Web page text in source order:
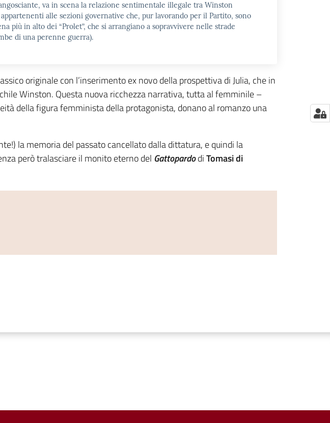
va in scena la relazione sentimentale illegale tra Winston
alle sezioni governative che, pur lavorando per il Partito, sono
più in alto dei “Prolet”, che si arrangiano a sopravvivere nelle strade
di una perenne guerra).
originale con l’inserimento ex novo della prospettiva di Julia, che in
Winston. Questa nuova ricchezza narrativa, tutta al femminile –
della figura femminista della protagonista, donano al romanzo una
la memoria del passato cancellato dalla dittatura, e quindi la
però tralasciare il monito eterno del GattopardodiTomasi di